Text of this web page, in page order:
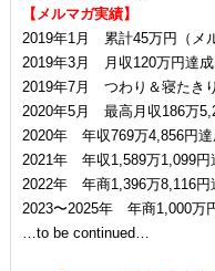
【メルマガ実績】
2019年1月 累計45万円（メ
2019年3月 月収120万円達成
2019年7月 つわり＆寝たき
2020年5月 最高月収186万
2020年 年収769万4,856円達
2021年 年収1,589万1,099円
2022年 年商1,396万8,116円
2023〜2025年 年商1,000万
…to be continued…